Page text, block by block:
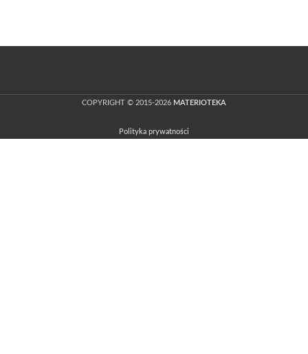
COPYRIGHT © 2015-2026 MATERIOTEKA
Polityka prywatności